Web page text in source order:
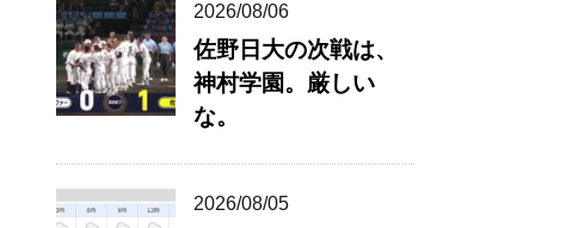
2026/08/06
佐野日大の次戦は、
神村学園。厳しい
な。
2026/08/05